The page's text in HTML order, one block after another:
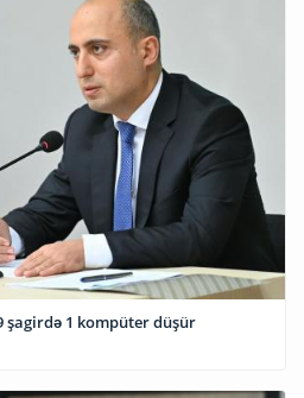
şagirdə 1 kompüter düşür